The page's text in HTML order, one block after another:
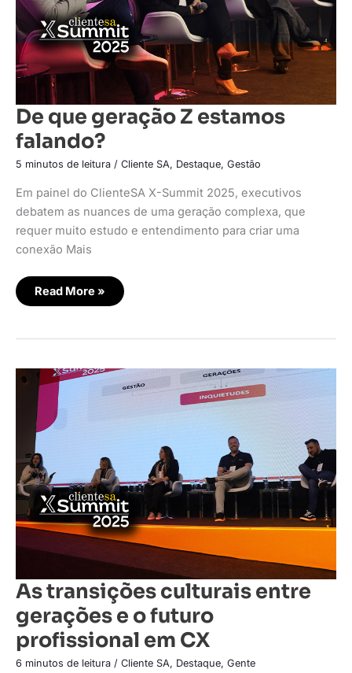
De que geração Z estamos
falando?
5 minutos de leitura / Cliente SA, Destaque, Gestão
Em painel do ClienteSA X-Summit 2025, executivos
debatem as nuances de uma geração complexa, que
requer muito estudo e entendimento para criar uma
conexão Mais
Read More »
As transições culturais entre
gerações e o futuro
profissional em CX
6 minutos de leitura / Cliente SA, Destaque, Gente
As
transições
culturais
entre
gerações
e
o
futuro
profissional
em
CX